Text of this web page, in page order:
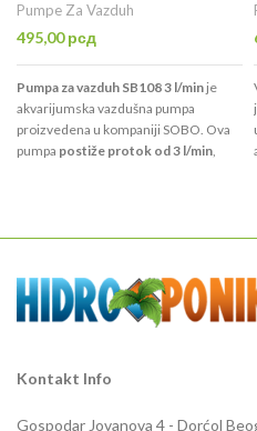
Pumpe Za Vazduh
495,00рсд
Pumpa za vazduh SB108 3 l/min je
akvarijumska vazdušna pumpa
proizvedena u kompaniji SOBO. Ova
pumpa postiže protok od 3 l/min,
Kontakt Info
Gospodar Jovanova 4 - Dorćol